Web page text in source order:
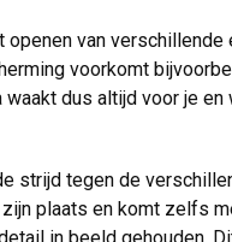
openen van
voorkomt
dus altijd voor je
strijd tegen de
plaats en komt zelfs
in beeld gehouden.